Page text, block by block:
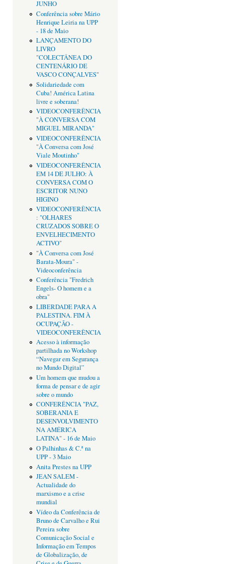
JUNHO
Conferência sobre Mário
Henrique Leiria na UPP
- 18 de Maio
LANÇAMENTO DO
LIVRO
"COLECTÂNEA DO
CENTENÁRIO DE
VASCO CONÇALVES"
Solidariedade com
Cuba! América Latina
livre e soberana!
VIDEOCONFERÊNCIA
"À CONVERSA COM
MIGUEL MIRANDA"
VIDEOCONFERÊNCIA
"À Conversa com José
Viale Moutinho"
VIDEOCONFERÊNCIA
EM 14 DE JULHO: À
CONVERSA COM O
ESCRITOR NUNO
HIGINO
VIDEOCONFERÊNCIA
: "OLHARES
CRUZADOS SOBRE O
ENVELHECIMENTO
ACTIVO"
"À Conversa com José
Barata-Moura" -
Videoconferência
Conferência "Fredrich
Engels- O homem e a
obra"
LIBERDADE PARA A
PALESTINA. FIM À
OCUPAÇÃO -
VIDEOCONFERÊNCIA
Acesso à informação
partilhada no Workshop
“Navegar em Segurança
no Mundo Digital”
Um homem que mudou a
forma de pensar e de agir
sobre o mundo
CONFERÊNCIA "PAZ,
SOBERANIA E
DESENVOLVIMENTO
NA AMÉRICA
LATINA" - 16 de Maio
O Palhinhas & C.ª na
UPP - 3 Maio
Anita Prestes na UPP
JEAN SALEM -
Actualidade do
marxismo e a crise
mundial
Vídeo da Conferência de
Bruno de Carvalho e Rui
Pereira sobre
Comunicação Social e
Informação em Tempos
de Globalização, de